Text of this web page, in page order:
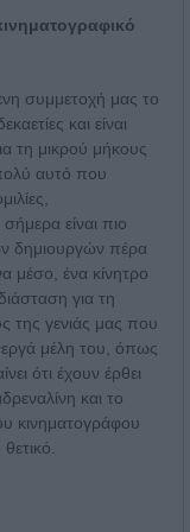
συμμετοχή μας το
και είναι
τη μικρού μήκους
αυτό που
είναι πιο
δημιουργών πέρα
μέσο, ένα κίνητρο
για τη
της γενιάς μας που
μέλη του, όπως
ότι έχουν έρθει
και το
κινηματογράφου